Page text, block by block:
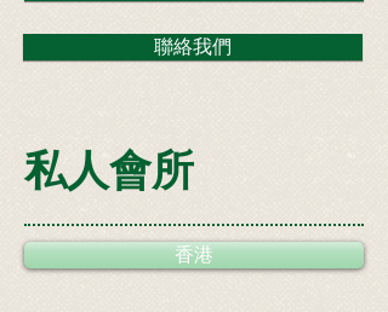
聯絡我們
​私人會所
香港